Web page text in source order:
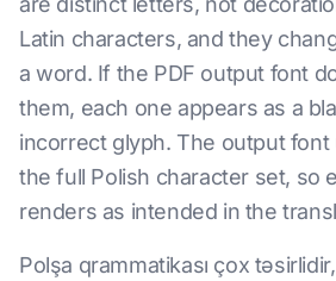
Latin characters, and they
a word. If the PDF output font
them, each one appears as a
incorrect glyph. The output
the full Polish character set, so
renders as intended in the
Polşa qrammatikası çox